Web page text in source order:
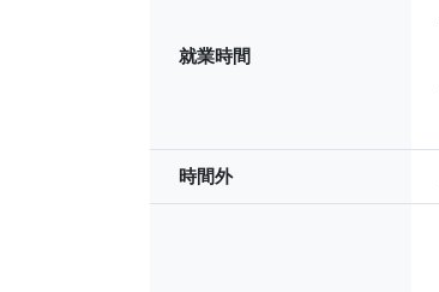
就業時間
時間外